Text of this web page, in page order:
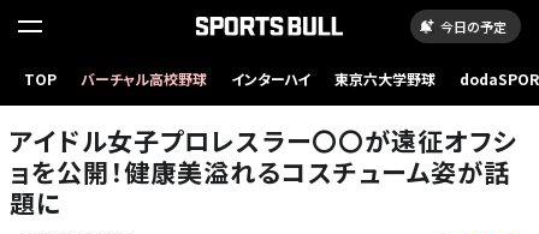
今日の予定
TOP バーチャル高校野球 インターハイ 東京六大学野球
アイドル女子プロレスラー〇〇が遠征オフシ
ョを公開！健康美溢れるコスチューム姿が話
題に